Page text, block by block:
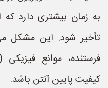
به زمان بیشتری دارد که
تأخیر شود. این مشکل
فرستنده، موانع فیزیکی
کیفیت پایین آنتن باشد.